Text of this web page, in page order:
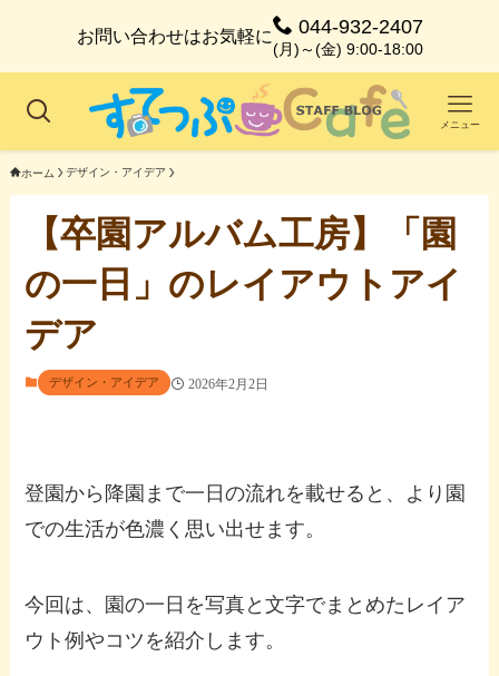
お問い合わせはお気軽に 044-932-2407
(月)～(金) 9:00-18:00
メニュー
ホーム デザイン・アイデア
【卒園アルバム工房】「園
の一日」のレイアウトアイ
デア
デザイン・アイデア 2026年2月2日
登園から降園まで一日の流れを載せると、より園
での生活が色濃く思い出せます。
今回は、園の一日を写真と文字でまとめたレイア
ウト例やコツを紹介します。